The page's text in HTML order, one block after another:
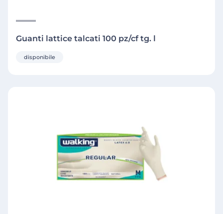
Guanti lattice talcati 100 pz/cf tg. l
disponibile